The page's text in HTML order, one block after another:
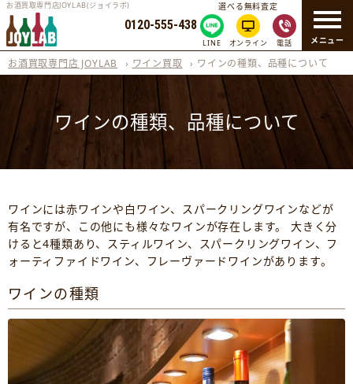
メニュー
お酒買取専門店JOYLAB(ジョイラボ)
0120-555-438
選べる無料査定
LINE オンライン 電話
お酒買取専門店 JOYLAB › ワイン買取 › ワインの種類、品種について
ワインの種類、品種について
ワインには赤ワインや白ワイン、スパークリングワインなどが
有名ですが、この他にも様々なワインが存在します。 大きく分
けると4種類あり、スティルワイン、スパークリングワイン、フ
ォーティファイドワイン、フレーヴァードワインがあります。
ワインの種類